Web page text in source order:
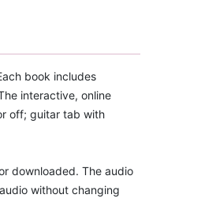
book includes
interactive, online
off; guitar tab with
downloaded. The audio
without changing